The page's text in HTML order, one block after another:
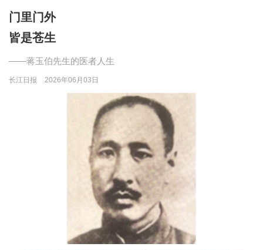
门里门外
皆是苍生
——蒋玉伯先生的医者人生
长江日报 2026年06月03日